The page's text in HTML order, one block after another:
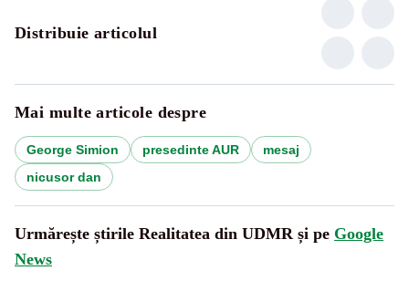
Distribuie articolul
Mai multe articole despre
George Simion presedinte AUR
mesaj
nicusor dan
Urmărește știrile Realitatea din UDMR și pe Google
News